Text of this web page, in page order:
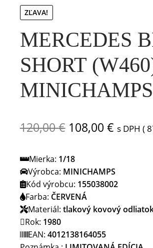
ZĽAVA!
MERCEDES
SHORT
MINICHAMPS
120,00€ Pôvodná
bola:
120,00 €.
108,00 €
108,00
s DPH (
Mierka: 1/18
Výrobca: MINICHAMPS
Kód výrobcu: 155038002
Farba: ČERVENÁ
Materiál: tlakový kovový
Rok: 1980
EAN: 4012138164055